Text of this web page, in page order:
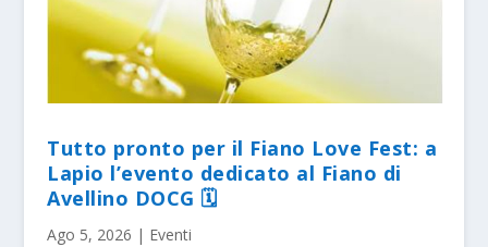
Tutto pronto per il Fiano Love Fest: a
Lapio l’evento dedicato al Fiano di
Avellino DOCG 🗓
Ago 5, 2026 | Eventi